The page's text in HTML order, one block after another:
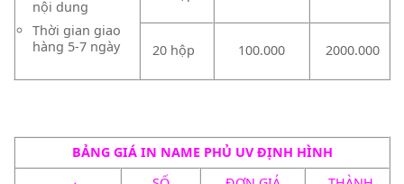
nội dung
Thời gian giao
hàng 5-7 ngày
20 hộp 100.000 2000.000
BẢNG GIÁ IN NAME PHỦ UV ĐỊNH HÌNH